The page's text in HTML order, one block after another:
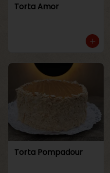
Torta Amor
Torta Pompadour